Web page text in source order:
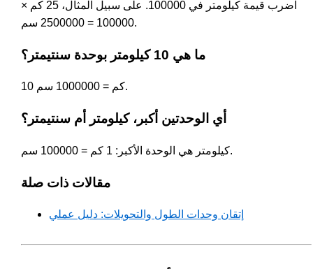
اضرب قيمة كيلومتر في 100000. على سبيل المثال، 25 كم ×
100000 = 2500000 سم.
ما هي 10 كيلومتر بوحدة سنتيمتر؟
10 كم = 1000000 سم.
أي الوحدتين أكبر، كيلومتر أم سنتيمتر؟
كيلومتر هي الوحدة الأكبر: 1 كم = 100000 سم.
مقالات ذات صلة
إتقان وحدات الطول والتحويلات: دليل عملي